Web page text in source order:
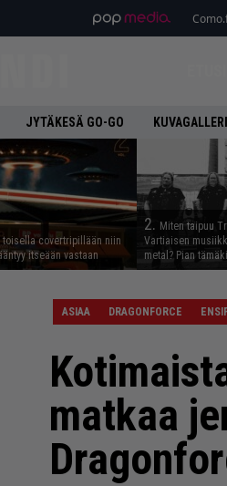
JYTÄKESÄ GO-GO
toisella covertripillään niin
itseään vastaan
2. Miten taipuu
Vartiaisen
metal? Pian
ASIAA DRAGONFORCE
matkaa